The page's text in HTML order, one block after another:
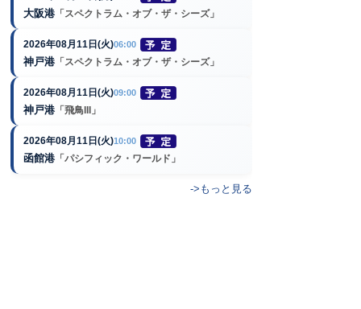
大阪港 「スペクトラム・オブ・ザ・シーズ」
2026年08月11日(火)06:00
神戸港 「スペクトラム・オブ・ザ・シーズ」
2026年08月11日(火)09:00
神戸港 「飛鳥III」
2026年08月11日(火)10:00
函館港 「パシフィック・ワールド」
->もっと見る